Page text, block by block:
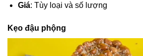
Giá: Tùy loại và số lượng
Kẹo đậu phộng